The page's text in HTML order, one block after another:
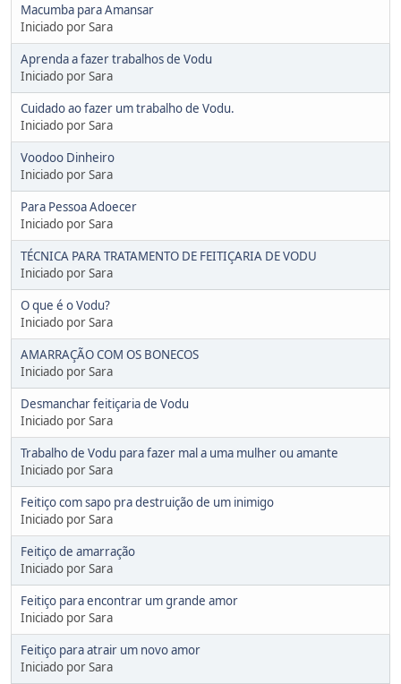
Macumba para Amansar
Iniciado por Sara
Aprenda a fazer trabalhos de Vodu
Iniciado por Sara
Cuidado ao fazer um trabalho de Vodu.
Iniciado por Sara
Voodoo Dinheiro
Iniciado por Sara
Para Pessoa Adoecer
Iniciado por Sara
TÉCNICA PARA TRATAMENTO DE FEITIÇARIA DE VODU
Iniciado por Sara
O que é o Vodu?
Iniciado por Sara
AMARRAÇÃO COM OS BONECOS
Iniciado por Sara
Desmanchar feitiçaria de Vodu
Iniciado por Sara
Trabalho de Vodu para fazer mal a uma mulher ou amante
Iniciado por Sara
Feitiço com sapo pra destruição de um inimigo
Iniciado por Sara
Feitiço de amarração
Iniciado por Sara
Feitiço para encontrar um grande amor
Iniciado por Sara
Feitiço para atrair um novo amor
Iniciado por Sara